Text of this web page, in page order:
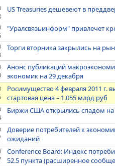
US Treasuries дешевеют в
"Уралсвязьинформ" привлечет
Торги вторника закрылись на
Анонс публикаций
экономик на 29 декабря
Росимущество 4 февраля 2011 г.
стартовая цена – 1.055 млрд руб
Биржи США открылись спадом на
Доверие потребителей к
ожиданий
Conference Board: Индекс
52.5 пункта (расширенное